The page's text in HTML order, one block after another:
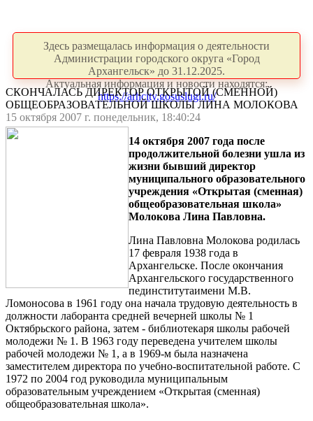
Здесь размещалась информация о деятельности
Администрации городского округа «Город
Архангельск» до 31.12.2025.
Актуальная информация и новости находятся:
https://arhcity.gosuslugi.ru/
СКОНЧАЛАСЬ ДИРЕКТОР ОТКРЫТОЙ (СМЕННОЙ)
ОБЩЕОБРАЗОВАТЕЛЬНОЙ ШКОЛЫ ЛИНА МОЛОКОВА
15 октября 2007 г. понедельник, 18:40:24
14 октября 2007 года после
продолжительной болезни ушла из
жизни бывший директор
муниципального образовательного
учреждения «Открытая (сменная)
общеобразовательная школа»
Молокова Лина Павловна.
Лина Павловна Молокова родилась
17 февраля 1938 года в
Архангельске. После окончания
Архангельского государственного
пединститутаимени М.В.
Ломоносова в 1961 году она начала трудовую деятельность в
должности лаборанта средней вечерней школы № 1
Октябрьского района, затем - библиотекаря школы рабочей
молодежи № 1. В 1963 году переведена учителем школы
рабочей молодежи № 1, а в 1969-м была назначена
заместителем директора по учебно-воспитательной работе. С
1972 по 2004 год руководила муниципальным
образовательным учреждением «Открытая (сменная)
общеобразовательная школа».